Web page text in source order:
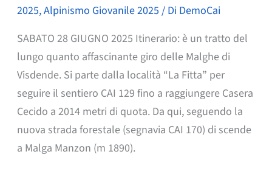
2025,Alpinismo Giovanile 2025 / Di DemoCai
SABATO 28 GIUGNO 2025 Itinerario: è un tratto del
lungo quanto affascinante giro delle Malghe di
Visdende. Si parte dalla località “La Fitta” per
seguire il sentiero CAI 129 fino a raggiungere Casera
Cecido a 2014 metri di quota. Da qui, seguendo la
nuova strada forestale (segnavia CAI 170) di scende
a Malga Manzon (m 1890).